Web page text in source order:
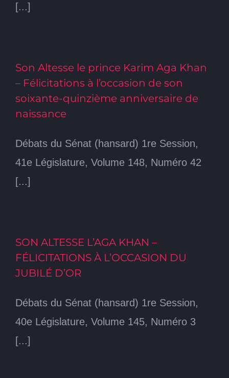
[...]
Son Altesse le prince Karim Aga Khan
– Félicitations à l’occasion de son
soixante-quinzième anniversaire de
naissance
Débats du Sénat (hansard) 1re Session,
41e Législature, Volume 148, Numéro 42
[...]
SON ALTESSE L’AGA KHAN –
FÉLICITATIONS À L’OCCASION DU
JUBILÉ D’OR
Débats du Sénat (hansard) 1re Session,
40e Législature, Volume 145, Numéro 3
[...]